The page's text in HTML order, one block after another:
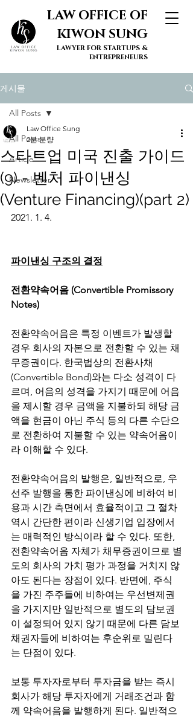
LAW OFFICE OF
KIWON SUNG
LAWYER FOR STARTUPS &
ENTREPRENEURS
게시물
All Posts
Article
Newsletter
All Posts
스타트업 미국 진출 가이드
(9) - 벤처 파이낸싱
(Venture Financing)(part 2)
Law Office Sung
2분 분량
2021. 1. 4.
파이낸싱 구조의 결정
전환약속어음 (Convertible Promissory
Notes)
전환약속어음은 특정 이벤트가 발생할
경우 회사의 자본으로 전환할 수 있는 채
무증권이다. 한국법상의 전환사채
(Convertible Bond)와는 다소 성격이 다
르며, 어음의 성격을 가지기 때문에 어음
을 제시할 경우 금액을 지불하되 해당 금
액을 현금이 아닌 주식 등의 다른 수단으
로 전환하여 지불할 수 있는 약속어음이
라 이해할 수 있다.
전환약속어음의 발행은, 일반적으로, 우
선주 발행을 통한 파이낸싱에 비하여 비
용과 시간 측면에서 효율적이고 그 절차
역시 간단한 편이라 신생기업 입장에서
는 매력적인 방식이라 할 수 있다. 또한,
전환약속어음 자체가 채무증권이므로 별
도의 회사의 가치 평가 과정을 거치지 않
아도 된다는 장점이 있다. 반면에, 주식
을 가진 주주들에 비하여는 우선변제권
을 가지지만 일반적으로 별도의 담보권
이 설정되어 있지 않기 때문에 다른 담보
채권자들에 비하여는 후순위로 밀린다
는 단점이 있다.
보통 투자자로부터 투자금을 받는 즉시
회사가 해당 투자자에게 거래조건과 함
께 약속어음을 발행하게 된다. 일반적으